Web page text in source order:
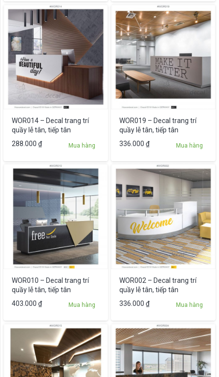
WOR014 – Decal trang trí
quầy lễ tân, tiếp tân
288.000 ₫ Mua hàng
WOR019 – Decal trang trí
quầy lễ tân, tiếp tân
336.000 ₫ Mua hàng
WOR010 – Decal trang trí
quầy lễ tân, tiếp tân
403.000 ₫ Mua hàng
WOR002 – Decal trang trí
quầy lễ tân, tiếp tân
336.000 ₫ Mua hàng